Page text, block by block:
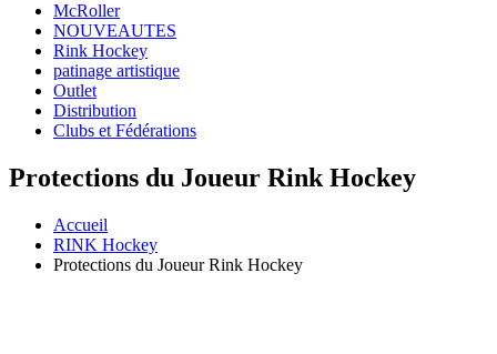
McRoller
NOUVEAUTES
Rink Hockey
patinage artistique
Outlet
Distribution
Clubs et Fédérations
Protections du Joueur Rink Hockey
Accueil
RINK Hockey
Protections du Joueur Rink Hockey